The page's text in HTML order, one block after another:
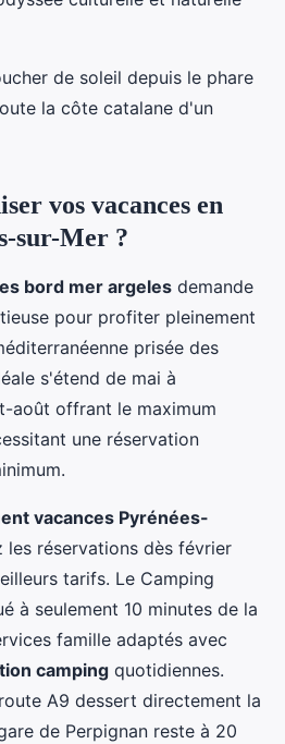
de soleil depuis le phare
la côte catalane d'un
vos vacances en
sur-Mer ?
bord mer argeles demande
pour profiter pleinement
prisée des
s'étend de mai à
août offrant le maximum
une réservation
vacances Pyrénées-
les réservations dès février
tarifs. Le Camping
à seulement 10 minutes de la
famille adaptés avec
camping quotidiennes.
A9 dessert directement la
de Perpignan reste à 20